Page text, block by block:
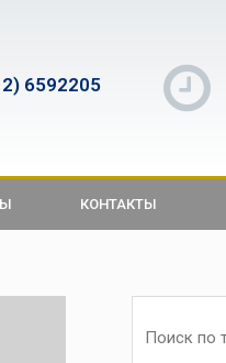
6592205
КОНТАКТЫ